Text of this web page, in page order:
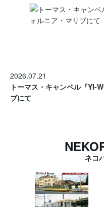
2026.07.21
トーマス・キャンベル『YI-
ブにて
ネコ